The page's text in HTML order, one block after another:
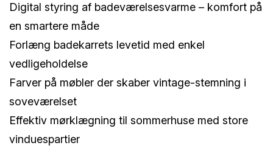
Digital styring af badeværelsesvarme – komfort på
en smartere måde
Forlæng badekarrets levetid med enkel
vedligeholdelse
Farver på møbler der skaber vintage-stemning i
soveværelset
Effektiv mørklægning til sommerhuse med store
vinduespartier